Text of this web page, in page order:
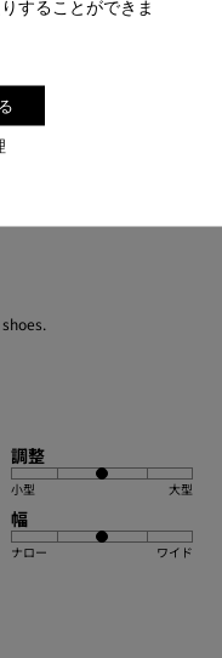
することができま
調整
小型
調整
小型 大型
幅
ナロー ワイド